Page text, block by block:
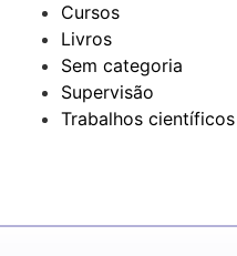
Cursos
Livros
Sem categoria
Supervisão
Trabalhos